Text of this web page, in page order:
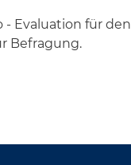
- Evaluation für den
Befragung.